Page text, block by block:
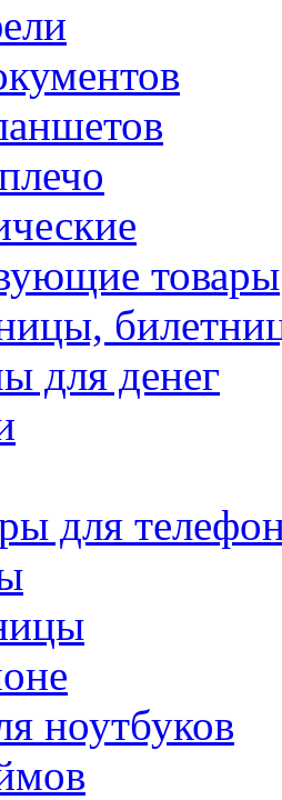
товары
для денег
для
ноутбуков